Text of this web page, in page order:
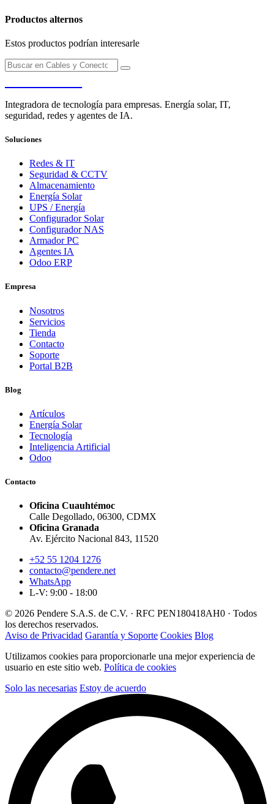
Productos alternos
Estos productos podrían interesarle
Integradora de tecnología para empresas. Energía solar, IT,
seguridad, redes y agentes de IA.
Soluciones
Redes & IT
Seguridad & CCTV
Almacenamiento
Energía Solar
UPS / Energía
Configurador Solar
Configurador NAS
Armador PC
Agentes IA
Odoo ERP
Empresa
Nosotros
Servicios
Tienda
Contacto
Soporte
Portal B2B
Blog
Artículos
Energía Solar
Tecnología
Inteligencia Artificial
Odoo
Contacto
Oficina Cuauhtémoc
Calle Degollado, 06300, CDMX
Oficina Granada
Av. Ejército Nacional 843, 11520
+52 55 1204 1276
contacto@pendere.net
WhatsApp
L-V: 9:00 - 18:00
© 2026 Pendere S.A.S. de C.V. · RFC PEN180418AH0 · Todos
los derechos reservados.
Aviso de Privacidad Garantía y Soporte Cookies Blog
Utilizamos cookies para proporcionarle una mejor experiencia de
usuario en este sitio web. Política de cookies
Solo las necesarias Estoy de acuerdo